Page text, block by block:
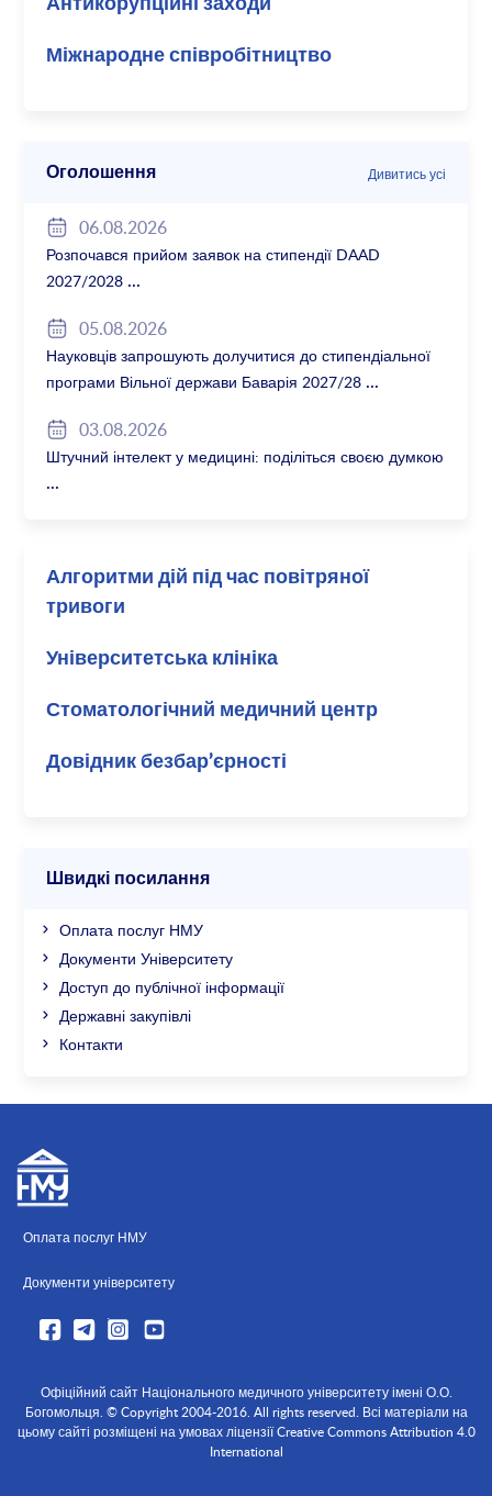
Антикорупційні заходи
Міжнародне співробітництво
Оголошення Дивитись усі
06.08.2026
Розпочався прийом заявок на стипендії DAAD
2027/2028
05.08.2026
Науковців запрошують долучитися до стипендіальної
програми Вільної держави Баварія 2027/28
03.08.2026
Штучний інтелект у медицині: поділіться своєю думкою
Алгоритми дій під час повітряної
тривоги
Університетська клініка
Стоматологічний медичний центр
Довідник безбар’єрності
Швидкі посилання
Оплата послуг НМУ
Документи Університету
Доступ до публічної інформації
Державні закупівлі
Контакти
Оплата послуг НМУ
Документи університету
Офіційний сайт Національного медичного університету імені О.О.
Богомольця. © Copyright 2004-2016. All rights reserved. Всі матеріали на
цьому сайті розміщені на умовах ліцензії Creative Commons Attribution 4.0
International